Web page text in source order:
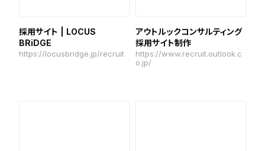
採用サイト | LOCUS
BRiDGE
https://locusbridge.jp/recruit
アウトルックコンサルティング
採用サイト制作
https://www.recruit.outlook.c
o.jp/